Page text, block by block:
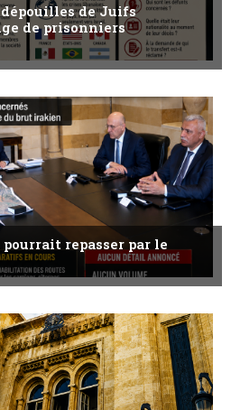
de Juifs
de prisonniers
repasser par le